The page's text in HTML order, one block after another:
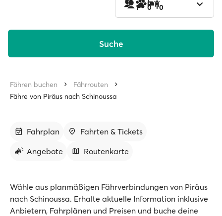
1 0 0
Suche
Fähren buchen
Fährrouten
Fähre von Piräus nach Schinoussa
Fahrplan
Fahrten & Tickets
Angebote
Routenkarte
Wähle aus planmäßigen Fährverbindungen von Piräus
nach Schinoussa. Erhalte aktuelle Information inklusive
Anbietern, Fahrplänen und Preisen und buche deine